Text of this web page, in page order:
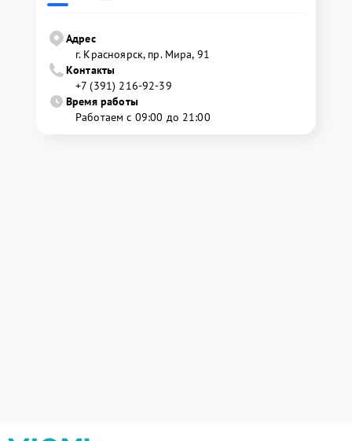
Адрес
г. Красноярск, ​пр. Мира, 91
Контакты
+7 (391) 216-92-39
Время работы
Работаем с 09:00 до 21:00